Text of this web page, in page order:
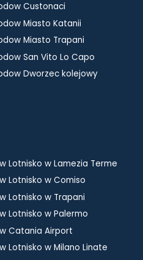
Custonaci
Miasto Katanii
Miasto Trapani
San Vito Lo Capo
Dworzec kolejowy
Lotnisko w Lamezia Terme
Lotnisko w Comiso
Lotnisko w Trapani
Lotnisko w Palermo
Catania Airport
Lotnisko w Milano Linate